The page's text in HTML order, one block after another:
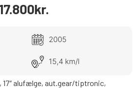
17.800kr.
2005
15,4 km/l
17″ alufælge, aut.gear/tiptronic,